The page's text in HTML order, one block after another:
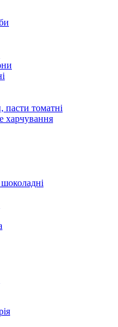
пасти томатні
харчування